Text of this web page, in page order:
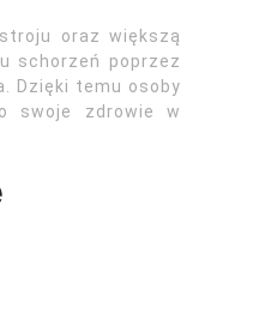
oraz większą
schorzeń poprzez
Dzięki temu osoby
swoje zdrowie w